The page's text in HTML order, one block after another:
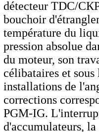
détecteur TDC/
bouchoir
température du
pression absolue
du moteur, son
célibataires et
installations de
corrections
PGM-IG.
d'accumulateurs,